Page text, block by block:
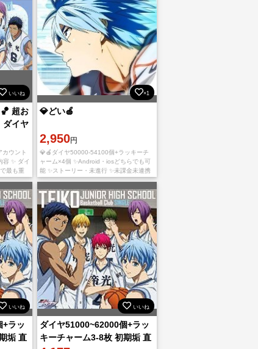
いいね
超お
ダイヤ
チャ
カウント
容 ✨ ダイ
最も重
購入に
3個 確
×1
💎どい🍎
2,950円
💎🍎ダイヤ50000-54100個+ラッキーチ
ャーム×4個 ✨Android・iosどちらでも可
能 ✨ストーリー・未進行 ✨未課金未連携
✨ご入金確認後に、未設定データ連携用の
Googleア
いいね
+ラッ
垢 直
いいね
ダイヤ51000~62000個+ラッ
キーチャーム3-8枚 初期垢 直